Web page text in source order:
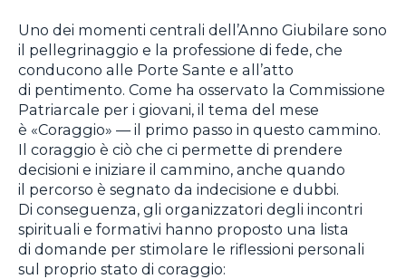
Uno dei momenti centrali dell’Anno Giubilare sono
il pellegrinaggio e la professione di fede, che
conducono alle Porte Sante e all’atto
di pentimento. Come ha osservato la Commissione
Patriarcale per i giovani, il tema del mese
è «Coraggio» — il primo passo in questo cammino.
Il coraggio è ciò che ci permette di prendere
decisioni e iniziare il cammino, anche quando
il percorso è segnato da indecisione e dubbi.
Di conseguenza, gli organizzatori degli incontri
spirituali e formativi hanno proposto una lista
di domande per stimolare le riflessioni personali
sul proprio stato di coraggio: